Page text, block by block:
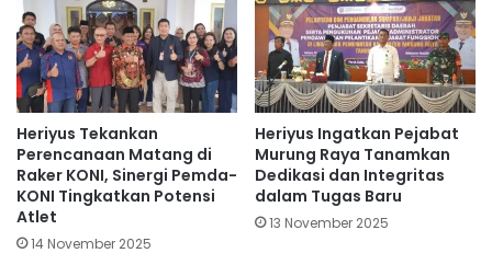
Heriyus Tekankan
Perencanaan Matang di
Raker KONI, Sinergi Pemda-
KONI Tingkatkan Potensi
Atlet
14 November 2025
Heriyus Ingatkan Pejabat
Murung Raya Tanamkan
Dedikasi dan Integritas
dalam Tugas Baru
13 November 2025